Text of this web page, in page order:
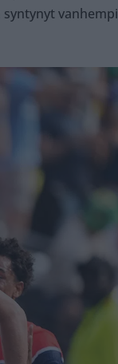
syntynyt vanhempi